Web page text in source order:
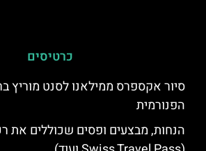
כרטיסים
סיור אקספרס ממילאנו לסנט מוריץ
הפנורמית
הנחות, מבצעים ופסים שכוללים את